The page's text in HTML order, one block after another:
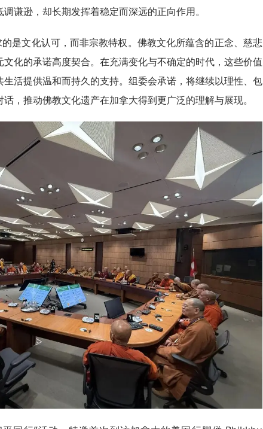
谦逊，却长期发挥着稳定而深远的正向作用。
是文化认可，而非宗教特权。佛教文化所蕴含的正念、慈悲
化的承诺高度契合。在充满变化与不确定的时代，这些价值
活提供温和而持久的支持。组委会承诺，将继续以理性、包
，推动佛教文化遗产在加拿大得到更广泛的理解与展现。